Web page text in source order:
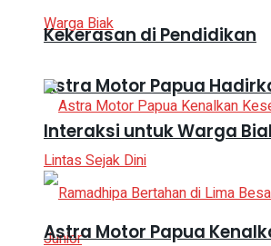
Astra Motor Papua
Interaksi untuk Warga
Kekerasan di Pendidikan
Astra Motor Papua